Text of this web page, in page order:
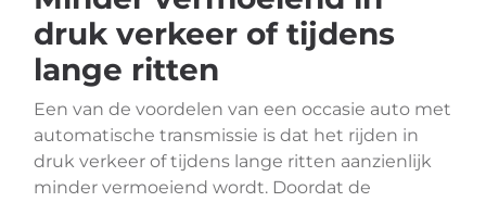
druk verkeer of tijdens
lange ritten
Een van de voordelen van een occasie auto met
automatische transmissie is dat het rijden in
druk verkeer of tijdens lange ritten aanzienlijk
minder vermoeiend wordt. Doordat de